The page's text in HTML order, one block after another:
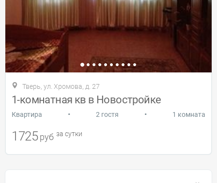
Тверь, ул. Хромова, д. 27
1-комнатная кв в Новостройке
Квартира • 2 гостя • 1 комната
1725 руб за сутки